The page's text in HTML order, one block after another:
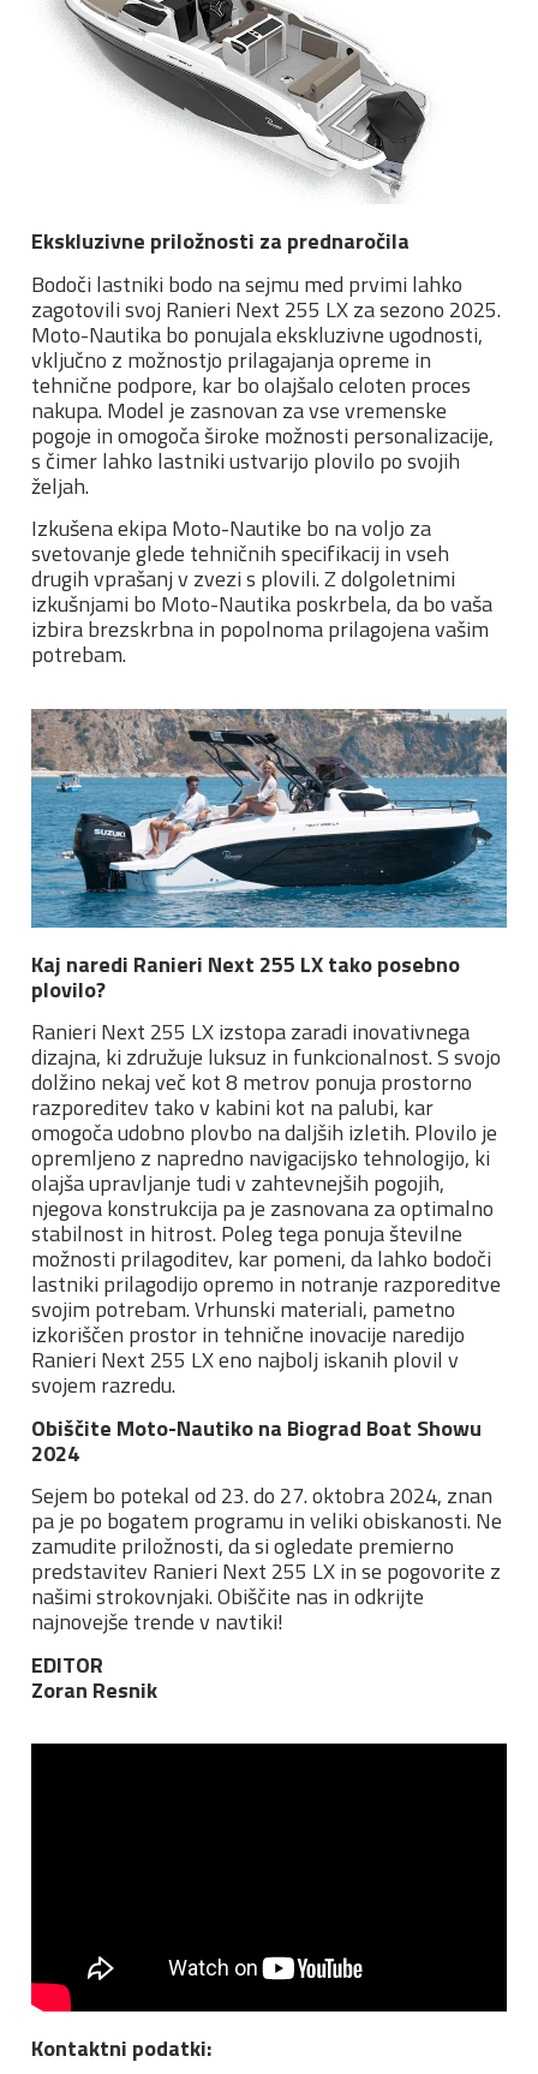
Ekskluzivne priložnosti za prednaročila
Bodoči lastniki bodo na sejmu med prvimi lahko
zagotovili svoj Ranieri Next 255 LX za sezono 2025.
Moto-Nautika bo ponujala ekskluzivne ugodnosti,
vključno z možnostjo prilagajanja opreme in
tehnične podpore, kar bo olajšalo celoten proces
nakupa. Model je zasnovan za vse vremenske
pogoje in omogoča široke možnosti personalizacije,
s čimer lahko lastniki ustvarijo plovilo po svojih
željah.
Izkušena ekipa Moto-Nautike bo na voljo za
svetovanje glede tehničnih specifikacij in vseh
drugih vprašanj v zvezi s plovili. Z dolgoletnimi
izkušnjami bo Moto-Nautika poskrbela, da bo vaša
izbira brezskrbna in popolnoma prilagojena vašim
potrebam.
Kaj naredi Ranieri Next 255 LX tako posebno
plovilo?
Ranieri Next 255 LX izstopa zaradi inovativnega
dizajna, ki združuje luksuz in funkcionalnost. S svojo
dolžino nekaj več kot 8 metrov ponuja prostorno
razporeditev tako v kabini kot na palubi, kar
omogoča udobno plovbo na daljših izletih. Plovilo je
opremljeno z napredno navigacijsko tehnologijo, ki
olajša upravljanje tudi v zahtevnejših pogojih,
njegova konstrukcija pa je zasnovana za optimalno
stabilnost in hitrost. Poleg tega ponuja številne
možnosti prilagoditev, kar pomeni, da lahko bodoči
lastniki prilagodijo opremo in notranje razporeditve
svojim potrebam. Vrhunski materiali, pametno
izkoriščen prostor in tehnične inovacije naredijo
Ranieri Next 255 LX eno najbolj iskanih plovil v
svojem razredu.
Obiščite Moto-Nautiko na Biograd Boat Showu
2024
Sejem bo potekal od 23. do 27. oktobra 2024, znan
pa je po bogatem programu in veliki obiskanosti. Ne
zamudite priložnosti, da si ogledate premierno
predstavitev Ranieri Next 255 LX in se pogovorite z
našimi strokovnjaki. Obiščite nas in odkrijte
najnovejše trende v navtiki!
EDITOR
Zoran Resnik
Kontaktni podatki: